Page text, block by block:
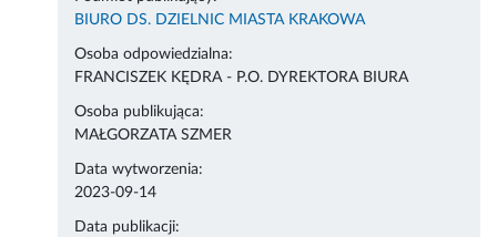
BIURO DS. DZIELNIC MIASTA KRAKOWA
Osoba odpowiedzialna:
FRANCISZEK KĘDRA - P.O. DYREKTORA BIURA
Osoba publikująca:
MAŁGORZATA SZMER
Data wytworzenia:
2023-09-14
Data publikacji: